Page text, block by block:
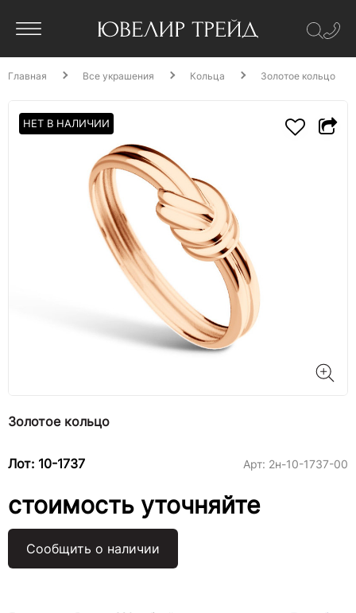
Главная Все украшения Кольца Золотое кольцо
НЕТ В НАЛИЧИИ
Золотое кольцо
Лот: 10-1737 Арт: 2н-10-1737-00
стоимость уточняйте
Сообщить о наличии